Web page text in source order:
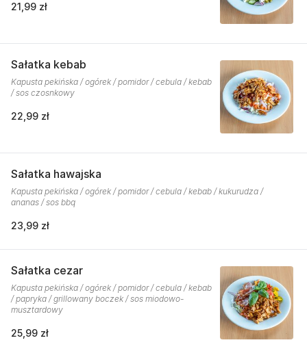
21,99 zł
Sałatka kebab
Kapusta pekińska / ogórek / pomidor / cebula / kebab
/ sos czosnkowy
22,99 zł
Sałatka hawajska
Kapusta pekińska / ogórek / pomidor / cebula / kebab / kukurudza /
ananas / sos bbq
23,99 zł
Sałatka cezar
Kapusta pekińska / ogórek / pomidor / cebula / kebab
/ papryka / grillowany boczek / sos miodowo-
musztardowy
25,99 zł